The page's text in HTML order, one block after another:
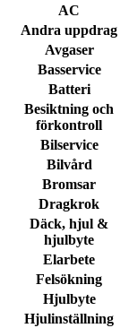
AC
Andra uppdrag
Avgaser
Basservice
Batteri
Besiktning och
förkontroll
Bilservice
Bilvård
Bromsar
Dragkrok
Däck, hjul &
hjulbyte
Elarbete
Felsökning
Hjulbyte
Hjulinställning